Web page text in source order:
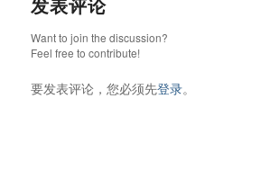
Want to join the discussion?
Feel free to contribute!
要发表评论，您必须先登录。